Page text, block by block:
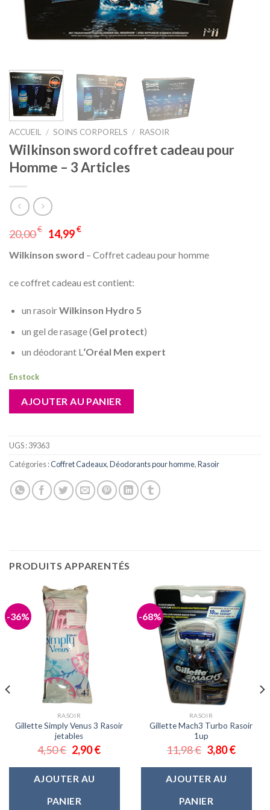
ACCUEIL / SOINS CORPORELS / RASOIR
Wilkinson sword coffret cadeau pour
Homme – 3 Articles
20,00€ 14,99€
Wilkinson sword – Coffret cadeau pour homme
ce coffret cadeau est contient:
un rasoirWilkinson Hydro 5
un gel de rasage (Gel protect)
un déodorant L‘Oréal Men expert
En stock
AJOUTER AU PANIER
UGS :39363
Catégories :Coffret Cadeaux,Déodorants pour homme,Rasoir
PRODUITS APPARENTÉS
-36%
RASOIR
Gillette Simply Venus 3 Rasoir
jetables
4,50€ 2,90€
AJOUTER AU
PANIER
-68%
RASOIR
Gillette Mach3 Turbo Rasoir
1up
11,98€ 3,80€
AJOUTER AU
PANIER